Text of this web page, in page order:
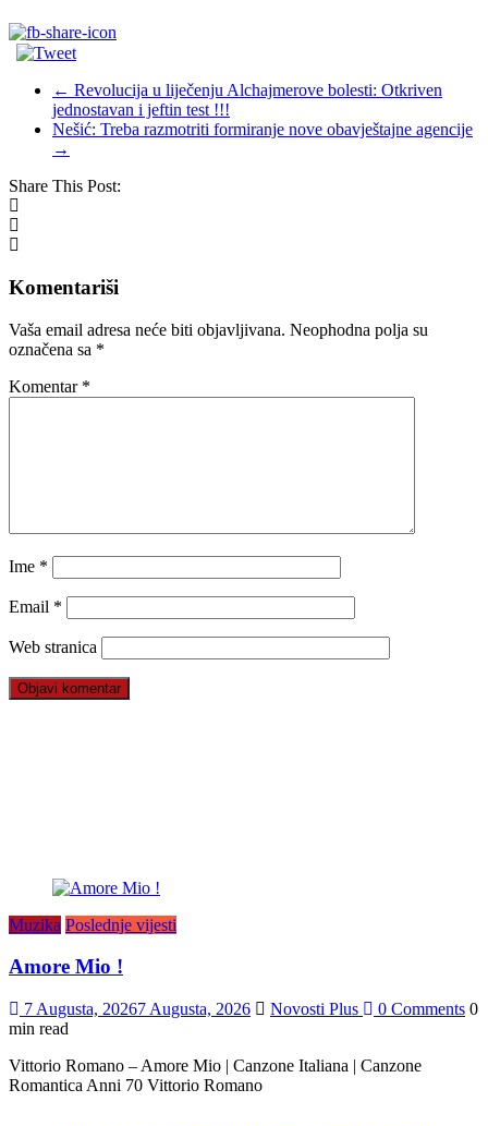
← Revolucija u liječenju Alchajmerove bolesti: Otkriven
jednostavan i jeftin test !!!
Nešić: Treba razmotriti formiranje nove obavještajne agencije
→
Share This Post:
Komentariši
Vaša email adresa neće biti objavljivana. Neophodna polja su
označena sa *
Komentar *
Ime *
Email *
Web stranica
Muzika Poslednje vijesti
Amore Mio !
7 Augusta, 20267 Augusta, 2026 Novosti Plus 0 Comments 0
min read
Vittorio Romano – Amore Mio | Canzone Italiana | Canzone
Romantica Anni 70 Vittorio Romano